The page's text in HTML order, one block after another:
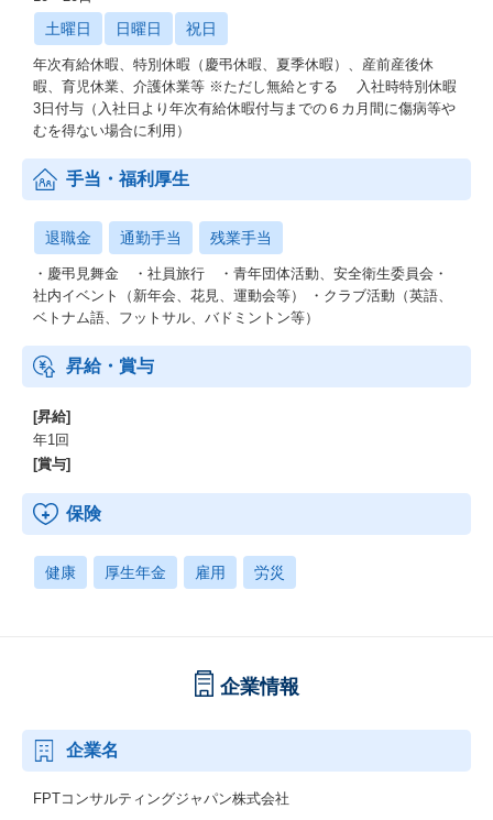
土曜日 日曜日 祝日
年次有給休暇、特別休暇（慶弔休暇、夏季休暇）、産前産後休
暇、育児休業、介護休業等 ※ただし無給とする 入社時特別休暇
3日付与（入社日より年次有給休暇付与までの６カ月間に傷病等や
むを得ない場合に利用）
手当・福利厚生
退職金 通勤手当 残業手当
・慶弔見舞金 ・社員旅行 ・青年団体活動、安全衛生委員会・
社内イベント（新年会、花見、運動会等） ・クラブ活動（英語、
ベトナム語、フットサル、バドミントン等）
昇給・賞与
[昇給]
年1回
[賞与]
保険
健康 厚生年金 雇用 労災
企業情報
企業名
FPTコンサルティングジャパン株式会社